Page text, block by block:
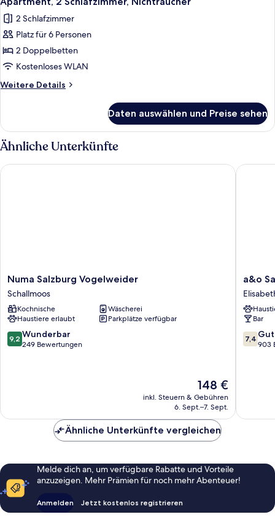
Fotos
für
Apartment,
2 Schlafzimmer,
Nichtraucher
anzeigen
2 Schlafzimmer
Platz für 6 Personen
2 Doppelbetten
Kostenloses WLAN
Weitere Details
Weitere
2 Schlafzimmer,
Nichtraucher
Daten auswählen und Preise sehen
Ähnliche Unterkünfte
Numa
Salzburg
Vogelweider
Schallmoos
Numa Salzburg Vogelweider
Schallmoos
Kochnische
Wäscherei
Haustiere erlaubt
Parkplätze verfügbar
9.2
von
9,2 Wunderbar
249 Bewertungen
Der
Preis
beträgt
148 €
inkl. Steuern & Gebühren
6. Sept.–7. Sept.
Numa Salzburg Vogelweider
a&o
-
Hostel
Vorstadt
a&o
Bar
7.4
von
7,4 Gut
903
a&o
Ähnliche Unterkünfte vergleichen
Melde dich an, um verfügbare Rabatte und Vorteile
anzuzeigen. Mehr Prämien für noch mehr Abenteuer!
Anmelden Jetzt kostenlos registrieren